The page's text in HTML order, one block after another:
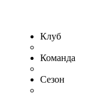
Клуб
Команда
Сезон